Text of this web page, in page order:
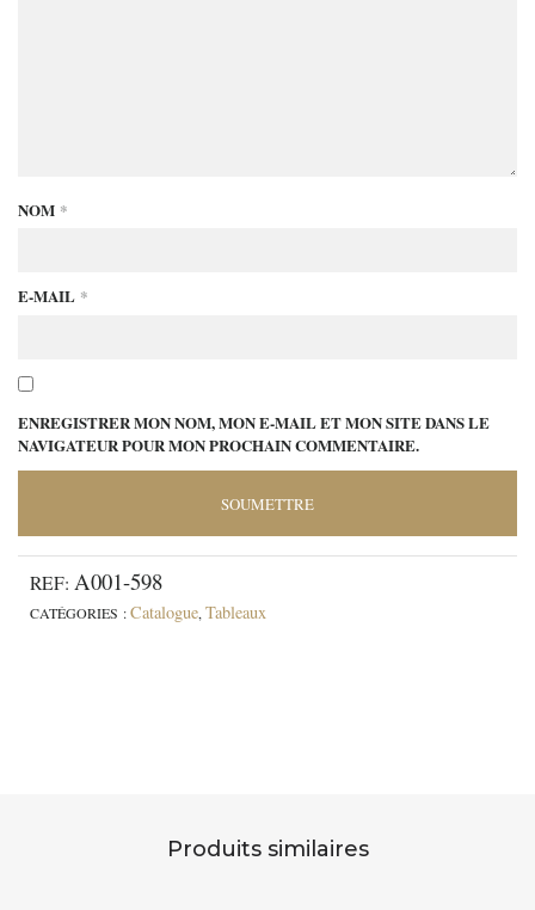
NOM *
E-MAIL *
ENREGISTRER MON NOM, MON E-MAIL ET MON SITE DANS LE
NAVIGATEUR POUR MON PROCHAIN COMMENTAIRE.
REF: A001-598
CATÉGORIES :Catalogue,Tableaux
Produits similaires